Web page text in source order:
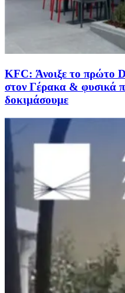
KFC: Άνοιξε το πρώτο
στον Γέρακα & φυσικά
δοκιμάσουμε